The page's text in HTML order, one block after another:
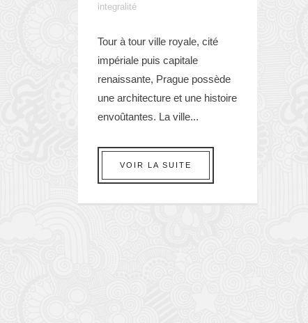
integralité
Tour à tour ville royale, cité
impériale puis capitale
renaissante, Prague possède
une architecture et une histoire
envoûtantes. La ville...
VOIR LA SUITE